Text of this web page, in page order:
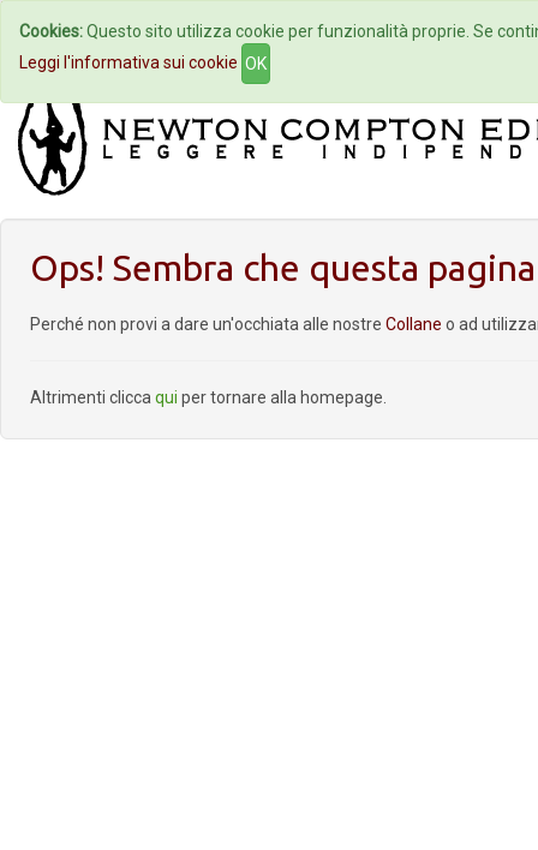
Home Autori Eventi
Ops! Sembra che questa
Perché non provi a dare un'occhiata alle nostre Collane o ad
Altrimenti clicca qui per tornare alla homepage.
Cookies:Questo sito utilizza cookie per funzionalità proprie. Se
Leggi l'informativa sui cookie OK